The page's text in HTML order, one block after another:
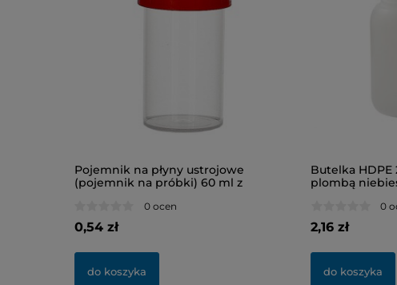
Pojemnik na płyny ustrojowe
(pojemnik na próbki) 60 ml z
0 ocen
0,54 zł
do koszyka
Butelka HDPE
plombą
0
2,16 zł
do koszyka